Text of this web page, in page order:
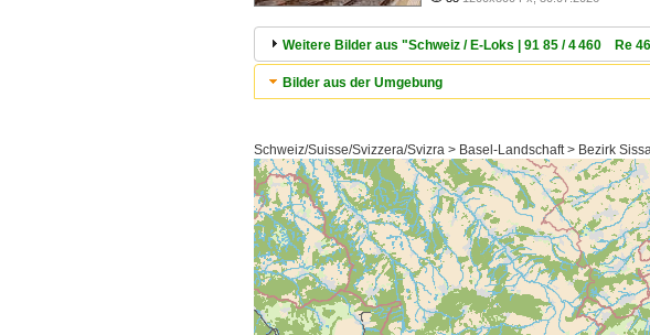
Weitere Bilder aus "Schweiz / E-Loks | 91 85 / 4 460 Re
Bilder aus der Umgebung
Schweiz/Suisse/Svizzera/Svizra > Basel-Landschaft > Bezirk